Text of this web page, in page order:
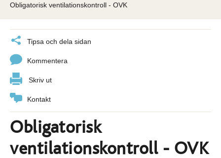
Obligatorisk ventilationskontroll - OVK
Tipsa och dela sidan
Kommentera
Skriv ut
Kontakt
Obligatorisk
ventilationskontroll - OVK